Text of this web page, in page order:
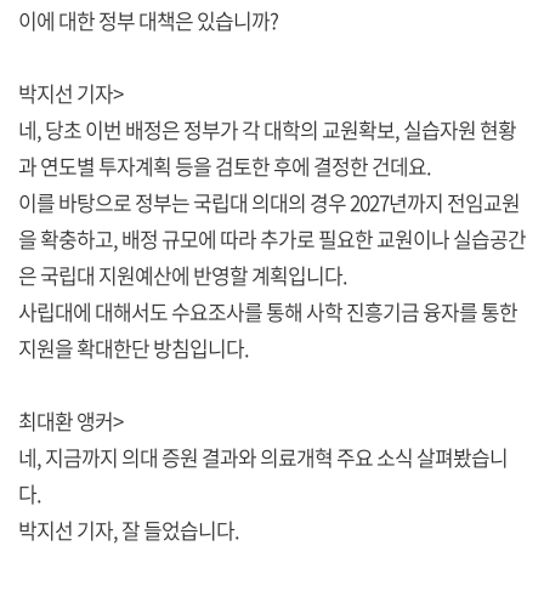
이에 대한 정부 대책은 있습니까?
박지선 기자>
네, 당초 이번 배정은 정부가 각 대학의 교원확보, 실습자원 현황
과 연도별 투자계획 등을 검토한 후에 결정한 건데요.
이를 바탕으로 정부는 국립대 의대의 경우 2027년까지 전임교원
을 확충하고, 배정 규모에 따라 추가로 필요한 교원이나 실습공간
은 국립대 지원예산에 반영할 계획입니다.
사립대에 대해서도 수요조사를 통해 사학 진흥기금 융자를 통한
지원을 확대한단 방침입니다.
최대환 앵커>
네, 지금까지 의대 증원 결과와 의료개혁 주요 소식 살펴봤습니
다.
박지선 기자, 잘 들었습니다.